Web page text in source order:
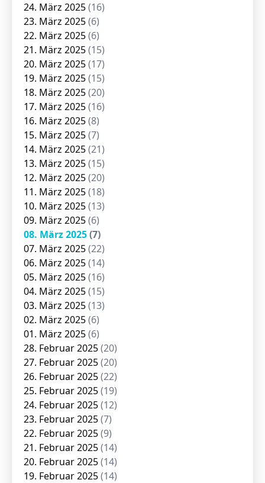
24. März 2025(16)
23. März 2025(6)
22. März 2025(6)
21. März 2025(15)
20. März 2025(17)
19. März 2025(15)
18. März 2025(20)
17. März 2025(16)
16. März 2025(8)
15. März 2025(7)
14. März 2025(21)
13. März 2025(15)
12. März 2025(20)
11. März 2025(18)
10. März 2025(13)
09. März 2025(6)
08. März 2025(7)
07. März 2025(22)
06. März 2025(14)
05. März 2025(16)
04. März 2025(15)
03. März 2025(13)
02. März 2025(6)
01. März 2025(6)
28. Februar 2025(20)
27. Februar 2025(20)
26. Februar 2025(22)
25. Februar 2025(19)
24. Februar 2025(12)
23. Februar 2025(7)
22. Februar 2025(9)
21. Februar 2025(14)
20. Februar 2025(14)
19. Februar 2025(14)